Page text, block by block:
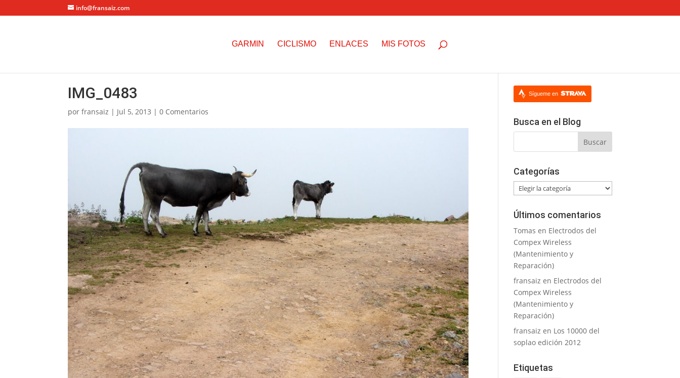
info@fransaiz.com
GARMIN CICLISMO ENLACES MIS FOTOS
IMG_0483
porfransaiz | Jul 5, 2013 |0 Comentarios
Sígueme en
Busca en el Blog
Categorías
Categorías
Últimos comentarios
Tomas en Electrodos del
Compex Wireless
(Mantenimiento y
Reparación)
fransaiz en Electrodos del
Compex Wireless
(Mantenimiento y
Reparación)
fransaiz en Los 10000 del
soplao edición 2012
Etiquetas